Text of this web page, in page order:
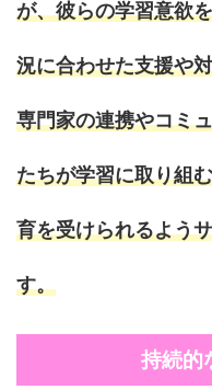
が、彼らの学習意欲
況に合わせた支援や
専門家の連携やコミ
たちが学習に取り組
育を受けられるよう
す。
持続的